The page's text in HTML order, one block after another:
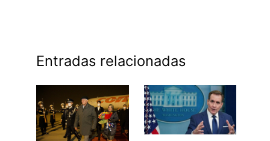
Entradas relacionadas